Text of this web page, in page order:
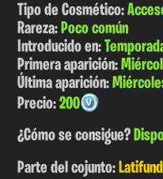
Tipo de Cosmético:
Rareza:Poco común
Introducido en:
Primera aparición:
Última aparición:
Precio:200
¿Cómo se consigue?
Parte del cojunto: